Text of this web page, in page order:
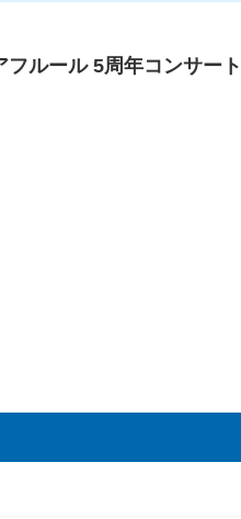
ルール 5周年コンサート